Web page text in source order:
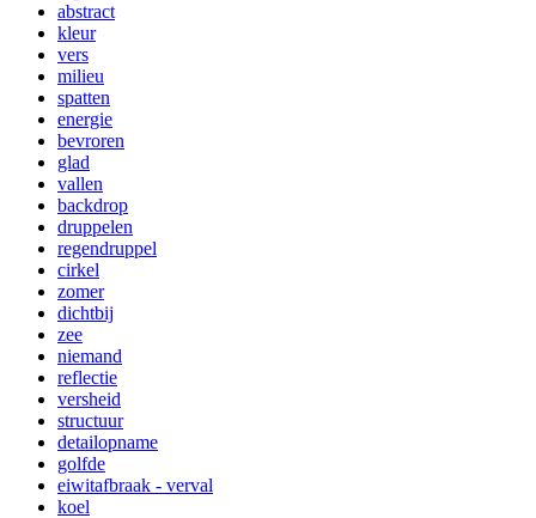
abstract
kleur
vers
milieu
spatten
energie
bevroren
glad
vallen
backdrop
druppelen
regendruppel
cirkel
zomer
dichtbij
zee
niemand
reflectie
versheid
structuur
detailopname
golfde
eiwitafbraak - verval
koel